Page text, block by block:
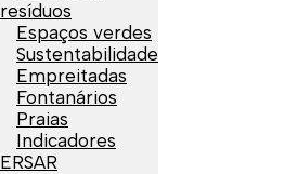
resíduos
Espaços verdes
Sustentabilidade
Empreitadas
Fontanários
Praias
Indicadores
ERSAR